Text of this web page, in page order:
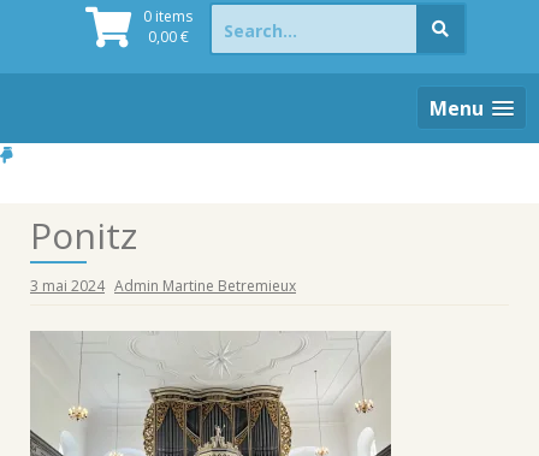
0 items
0,00€
Search
for:
Menu
Ponitz
3 mai 2024 Admin Martine Betremieux